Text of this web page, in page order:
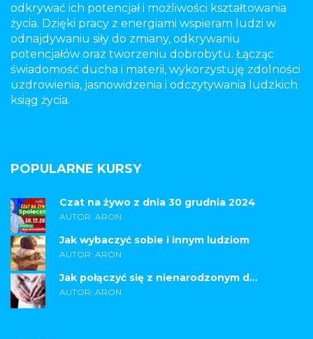
odkrywać ich potencjał i możliwości kształtowania
życia. Dzięki pracy z energiami wspieram ludzi w
odnajdywaniu siły do zmiany, odkrywaniu
potencjałów oraz tworzeniu dobrobytu. Łącząc
świadomość ducha i materii, wykorzystuję zdolności
uzdrowienia, jasnowidzenia i odczytywania ludzkich
ksiąg życia.
POPULARNE KURSY
Czat na żywo z dnia 30 grudnia 2024
AUTOR: ARON
Jak wybaczyć sobie i innym ludziom
AUTOR: ARON
Jak połączyć się z nienarodzonym d...
AUTOR: ARON